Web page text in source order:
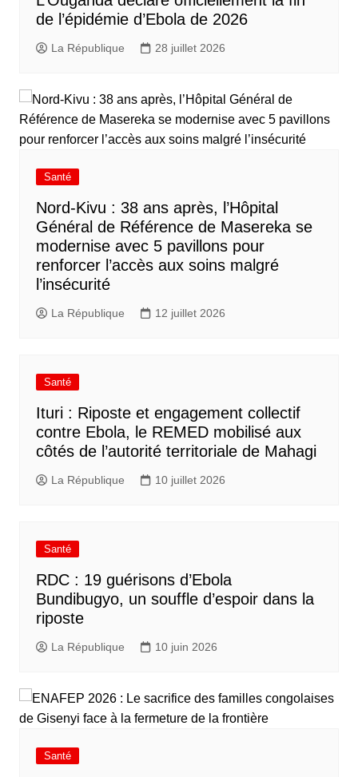
de l’épidémie d’Ebola de 2026
La République 28 juillet 2026
Santé
Nord-Kivu : 38 ans après, l’Hôpital
Général de Référence de Masereka se
modernise avec 5 pavillons pour
renforcer l’accès aux soins malgré
l’insécurité
La République 12 juillet 2026
Santé
Ituri : Riposte et engagement collectif
contre Ebola, le REMED mobilisé aux
côtés de l’autorité territoriale de Mahagi
La République 10 juillet 2026
Santé
RDC : 19 guérisons d’Ebola
Bundibugyo, un souffle d’espoir dans la
riposte
La République 10 juin 2026
Santé